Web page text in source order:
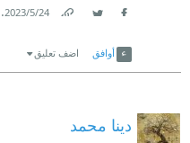
24‏/5‏/2023
.
أوافق اضف تعليق
دينا محمد